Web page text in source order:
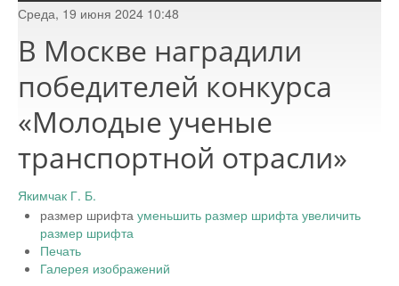
Среда, 19 июня 2024 10:48
В Москве наградили
победителей конкурса
«Молодые ученые
транспортной отрасли»
Якимчак Г. Б.
размер шрифта уменьшить размер шрифта увеличить
размер шрифта
Печать
Галерея изображений